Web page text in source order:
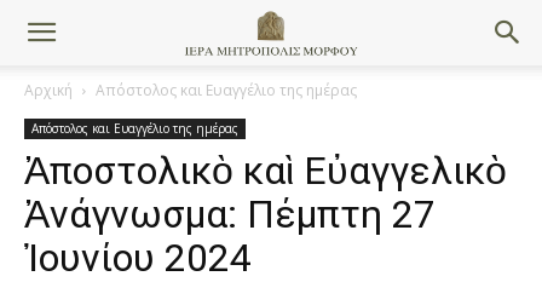
Αρχική Απόστολος και Ευαγγέλιο της ημέρας
Απόστολος και Ευαγγέλιο της ημέρας
Ἀποστολικὸ καὶ Εὐαγγελικὸ
Ἀνάγνωσμα: Πέμπτη 27
Ἰουνίου 2024